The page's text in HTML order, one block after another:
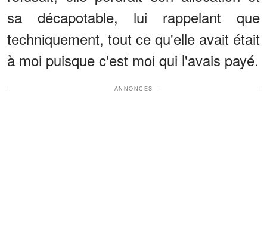
sa décapotable, lui rappelant que
techniquement, tout ce qu'elle avait était
à moi puisque c'est moi qui l'avais payé.
ANNONCES